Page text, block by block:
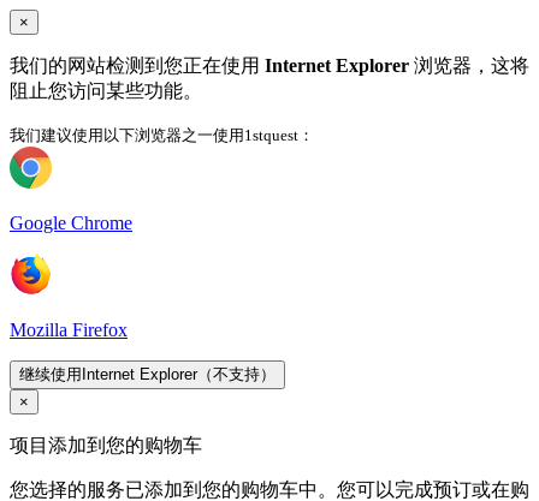
×
我们的网站检测到您正在使用 Internet Explorer 浏览器，这将
阻止您访问某些功能。
我们建议使用以下浏览器之一使用1stquest：
Google Chrome
Mozilla Firefox
继续使用Internet Explorer（不支持）
×
项目添加到您的购物车
您选择的服务已添加到您的购物车中。您可以完成预订或在购